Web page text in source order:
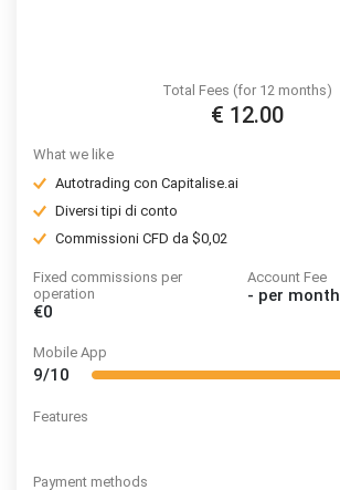
Total Fees (for 12 months)
€ 12.00
What we like
Autotrading con Capitalise.ai
Diversi tipi di conto
Commissioni CFD da $0,02
Fixed commissions per
operation
€0
Account Fee
- per month
Mobile App
9/10
Features
Payment methods